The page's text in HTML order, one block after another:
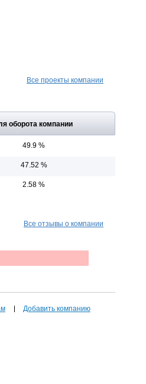
Все проекты компании
оборота компании
49.9 %
47.52 %
2.58 %
Все отзывы о компании
Добавить компанию